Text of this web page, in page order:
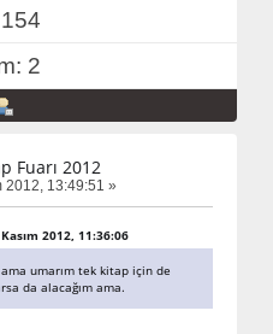
154
2
Fuarı 2012
2012, 13:49:51 »
2012, 11:36:06
umarım tek kitap için de
da alacağım ama.